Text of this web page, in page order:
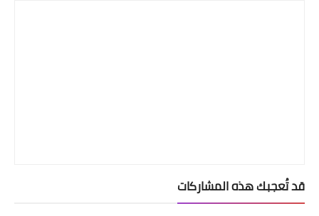
قد تُعجبك هذه المشاركات